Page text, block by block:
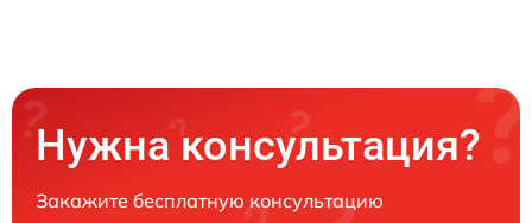
Нужна консультация?
Закажите бесплатную консультацию